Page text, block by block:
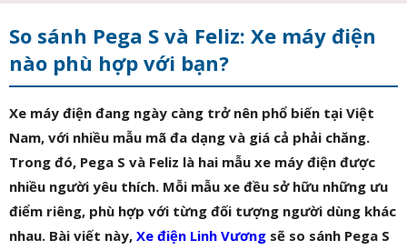
So sánh Pega S và Feliz: Xe máy điện
nào phù hợp với bạn?
Xe máy điện đang ngày càng trở nên phổ biến tại Việt
Nam, với nhiều mẫu mã đa dạng và giá cả phải chăng.
Trong đó, Pega S và Feliz là hai mẫu xe máy điện được
nhiều người yêu thích. Mỗi mẫu xe đều sở hữu những ưu
điểm riêng, phù hợp với từng đối tượng người dùng khác
nhau. Bài viết này, Xe điện Linh Vương sẽ so sánh Pega S